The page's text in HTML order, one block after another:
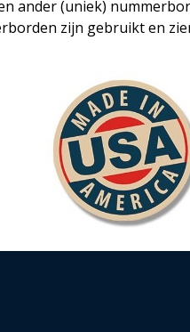
ander (uniek)
zijn gebruikt en